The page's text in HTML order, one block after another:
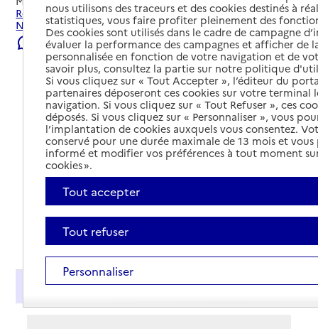
Rechercher les établissements et services autour de
Narbonne.
Signaler une erreur
Présentation
nous utilisons des traceurs et des cookies destinés à
statistiques, vous faire profiter pleinement des
Des cookies sont utilisés dans le cadre de campagne
évaluer la performance des campagnes et afficher de
personnalisée en fonction de votre navigation et de
savoir plus, consultez la partie sur notre politique
Si vous cliquez sur « Tout Accepter », l’éditeur du
partenaires déposeront ces cookies sur votre terminal
navigation. Si vous cliquez sur « Tout Refuser », ces
déposés. Si vous cliquez sur « Personnaliser », vous
l’implantation de cookies auxquels vous consentez.
conservé pour une durée maximale de 13 mois et
informé et modifier vos préférences à tout moment
cookies ».
Tout accepter
Tout refuser
Personnaliser